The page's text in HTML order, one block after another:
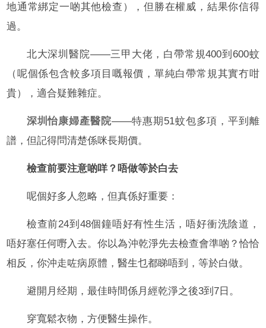
地通常綁定一啲其他檢查），但勝在權威，結果你信得
過。
北大深圳醫院——三甲大佬，白帶常規400到600蚊
（呢個係包含較多項目嘅報價，單純白帶常規其實冇咁
貴），適合疑難雜症。
深圳怡康婦產醫院——特惠期51蚊包多項，平到離
譜，但記得問清楚係咪長期價。
檢查前要注意啲咩？唔做等於白去
呢個好多人忽略，但真係好重要：
檢查前24到48個鐘唔好有性生活，唔好衝洗陰道，
唔好塞任何嘢入去。你以為沖乾淨先去檢查會準啲？恰恰
相反，你沖走咗病原體，醫生乜都睇唔到，等於白做。
避開月经期，最佳時間係月經乾淨之後3到7日。
穿寬鬆衣物，方便醫生操作。